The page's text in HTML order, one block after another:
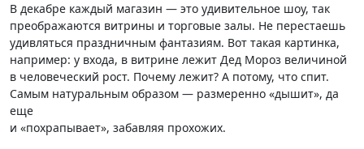
В декабре каждый магазин — это удивительное шоу, так
преображаются витрины и торговые залы. Не перестаешь
удивляться праздничным фантазиям. Вот такая картинка,
например: у входа, в витрине лежит Дед Мороз величиной
в человеческий рост. Почему лежит? А потому, что спит.
Самым натуральным образом — размеренно «дышит», да
еще
и «похрапывает», забавляя прохожих.